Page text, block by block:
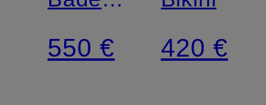
mit
Glitzergarn
550 € 420 €